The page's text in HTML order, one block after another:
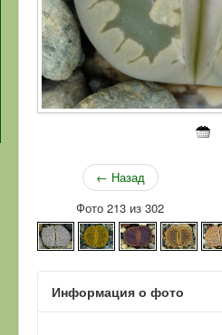
← Назад
Фото 213 из 302
Информация о фото